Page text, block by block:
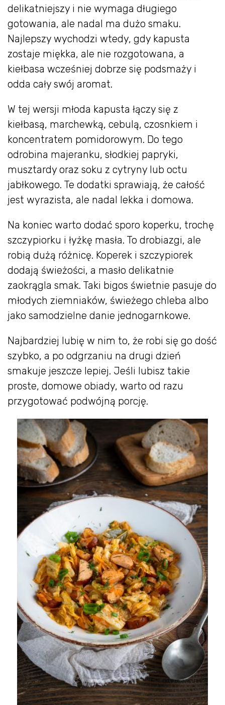
delikatniejszy i nie wymaga długiego
gotowania, ale nadal ma dużo smaku.
Najlepszy wychodzi wtedy, gdy kapusta
zostaje miękka, ale nie rozgotowana, a
kiełbasa wcześniej dobrze się podsmaży i
odda cały swój aromat.
W tej wersji młoda kapusta łączy się z
kiełbasą, marchewką, cebulą, czosnkiem i
koncentratem pomidorowym. Do tego
odrobina majeranku, słodkiej papryki,
musztardy oraz soku z cytryny lub octu
jabłkowego. Te dodatki sprawiają, że całość
jest wyrazista, ale nadal lekka i domowa.
Na koniec warto dodać sporo koperku, trochę
szczypiorku i łyżkę masła. To drobiazgi, ale
robią dużą różnicę. Koperek i szczypiorek
dodają świeżości, a masło delikatnie
zaokrągla smak. Taki bigos świetnie pasuje do
młodych ziemniaków, świeżego chleba albo
jako samodzielne danie jednogarnkowe.
Najbardziej lubię w nim to, że robi się go dość
szybko, a po odgrzaniu na drugi dzień
smakuje jeszcze lepiej. Jeśli lubisz takie
proste, domowe obiady, warto od razu
przygotować podwójną porcję.